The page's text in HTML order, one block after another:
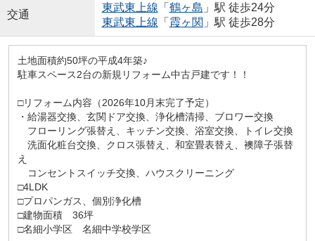
交通
東武東上線 「 鶴ヶ島 」駅 徒歩24分
東武東上線 「 霞ヶ関 」駅 徒歩28分
土地面積約50坪の平成4年築♪
駐車スペース2台の新規リフォーム中古戸建です！！
□リフォーム内容（2026年10月末完了予定）
・給湯器交換、玄関ドア交換、浄化槽清掃、ブロワー交換
フローリング張替え、キッチン交換、浴室交換、トイレ交換
洗面化粧台交換、クロス張替え、和室畳表替え、襖障子張替
え
コンセントスイッチ交換、ハウスクリーニング
□4LDK
□プロパンガス、個別浄化槽
□建物面積 36坪
□名細小学区 名細中学校学区